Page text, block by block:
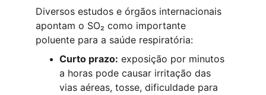
Diversos estudos e órgãos internacionais
apontam o SO₂ como importante
poluente para a saúde respiratória:
Curto prazo: exposição por minutos
a horas pode causar irritação das
vias aéreas, tosse, dificuldade para